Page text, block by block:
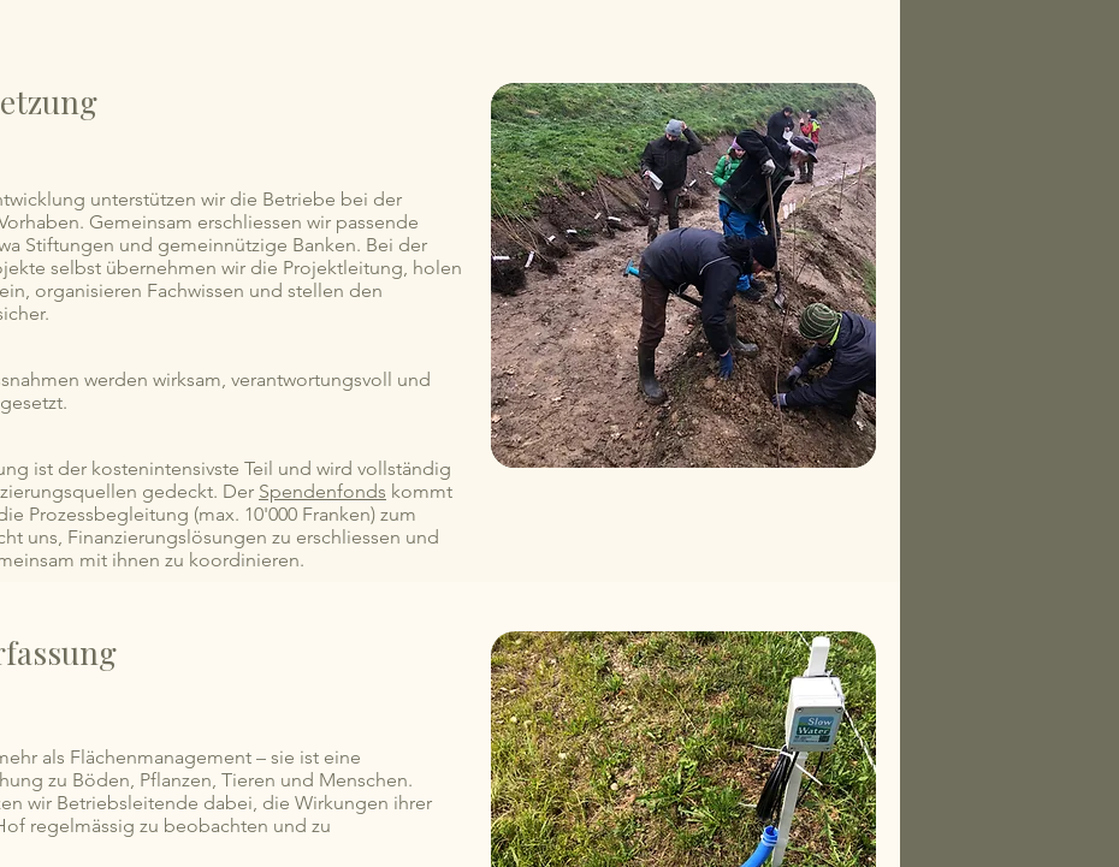
unterstützen wir die Betriebe bei der
Gemeinsam erschliessen wir passende
Stiftungen und gemeinnützige Banken. Bei der
selbst übernehmen wir die Projektleitung, holen
organisieren Fachwissen und stellen den
werden wirksam, verantwortungsvoll und
ist der kostenintensivste Teil und wird vollständig
gedeckt. Der Spendenfonds kommt
Prozessbegleitung (max. 10'000 Franken) zum
uns, Finanzierungslösungen zu erschliessen und
mit ihnen zu koordinieren.
als Flächenmanagement – sie ist eine
zu Böden, Pflanzen, Tieren und Menschen.
wir Betriebsleitende dabei, die Wirkungen ihrer
regelmässig zu beobachten und zu